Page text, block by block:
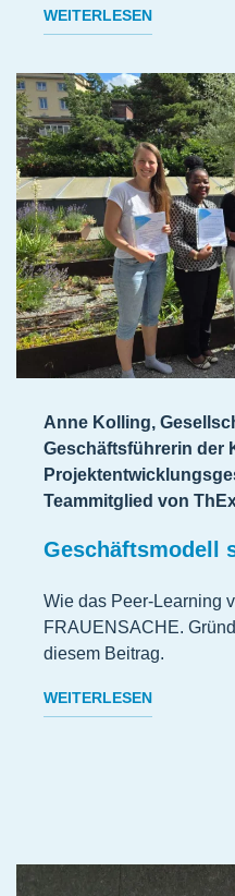
WEITERLESEN
Anne Kolling,
Geschäftsführerin der
Teammitglied von
Geschäftsmodell
Wie das Peer-Learning
FRAUENSACHE.
diesem Beitrag.
WEITERLESEN